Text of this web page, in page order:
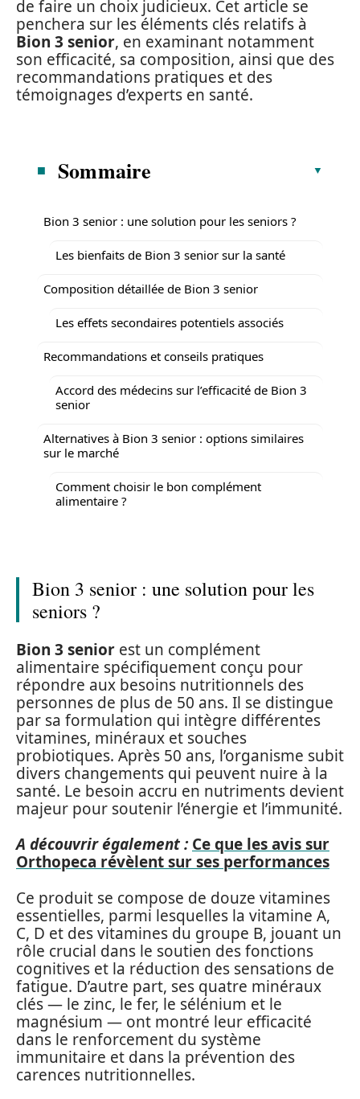
de faire un choix judicieux. Cet article se
penchera sur les éléments clés relatifs à
Bion 3 senior, en examinant notamment
son efficacité, sa composition, ainsi que des
recommandations pratiques et des
témoignages d’experts en santé.
Sommaire
Bion 3 senior : une solution pour les seniors ?
Les bienfaits de Bion 3 senior sur la santé
Composition détaillée de Bion 3 senior
Les effets secondaires potentiels associés
Recommandations et conseils pratiques
Accord des médecins sur l’efficacité de Bion 3
senior
Alternatives à Bion 3 senior : options similaires
sur le marché
Comment choisir le bon complément
alimentaire ?
Bion 3 senior : une solution pour les
seniors ?
Bion 3 senior est un complément
alimentaire spécifiquement conçu pour
répondre aux besoins nutritionnels des
personnes de plus de 50 ans. Il se distingue
par sa formulation qui intègre différentes
vitamines, minéraux et souches
probiotiques. Après 50 ans, l’organisme subit
divers changements qui peuvent nuire à la
santé. Le besoin accru en nutriments devient
majeur pour soutenir l’énergie et l’immunité.
A découvrir également : Ce que les avis sur
Orthopeca révèlent sur ses performances
Ce produit se compose de douze vitamines
essentielles, parmi lesquelles la vitamine A,
C, D et des vitamines du groupe B, jouant un
rôle crucial dans le soutien des fonctions
cognitives et la réduction des sensations de
fatigue. D’autre part, ses quatre minéraux
clés — le zinc, le fer, le sélénium et le
magnésium — ont montré leur efficacité
dans le renforcement du système
immunitaire et dans la prévention des
carences nutritionnelles.